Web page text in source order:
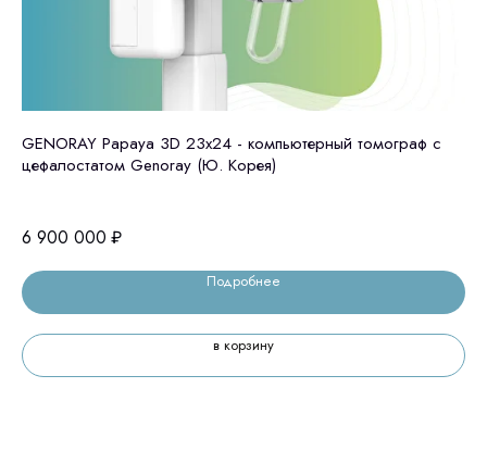
GENORAY Papaya 3D 23x24 - компьютерный томограф с
цефалостатом Genoray (Ю. Корея)
6 900 000 ₽
Подробнее
в корзину